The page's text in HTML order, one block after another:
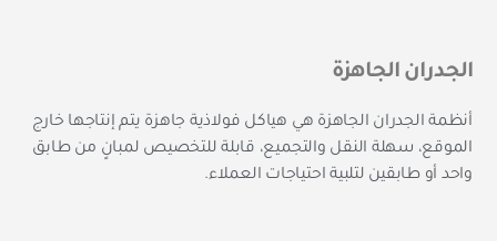
الجدران الجاهزة
أنظمة الجدران الجاهزة هي هياكل فولاذية جاهزة يتم إنتاجها خارج
الموقع، سهلة النقل والتجميع، قابلة للتخصيص لمبانٍ من طابق
واحد أو طابقين لتلبية احتياجات العملاء.